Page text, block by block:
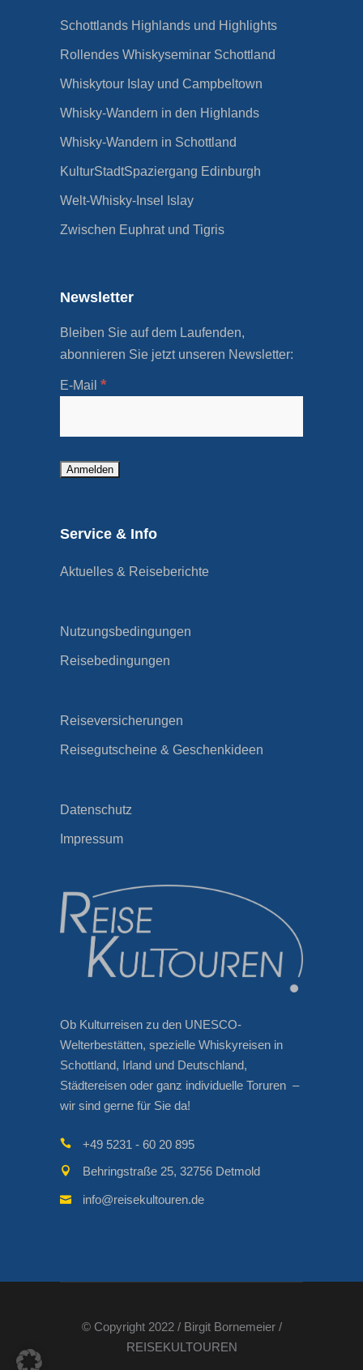
Schottlands Highlands und Highlights
Rollendes Whiskyseminar Schottland
Whiskytour Islay und Campbeltown
Whisky-Wandern in den Highlands
Whisky-Wandern in Schottland
KulturStadtSpaziergang Edinburgh
Welt-Whisky-Insel Islay
Zwischen Euphrat und Tigris
Newsletter
Bleiben Sie auf dem Laufenden,
abonnieren Sie jetzt unseren Newsletter:
E-Mail *
Service & Info
Aktuelles & Reiseberichte
Nutzungsbedingungen
Reisebedingungen
Reiseversicherungen
Reisegutscheine & Geschenkideen
Datenschutz
Impressum
Ob Kulturreisen zu den UNESCO-
Welterbestätten, spezielle Whiskyreisen in
Schottland, Irland und Deutschland,
Städtereisen oder ganz individuelle Toruren –
wir sind gerne für Sie da!
+49 5231 - 60 20 895
Behringstraße 25, 32756 Detmold
info@reisekultouren.de
© Copyright 2022 / Birgit Bornemeier /
REISEKULTOUREN